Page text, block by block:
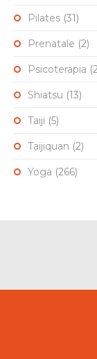
Pilates (31)
Prenatale (2)
Psicoterapia
Shiatsu (13)
Taiji (5)
Taijiquan (2)
Yoga (266)